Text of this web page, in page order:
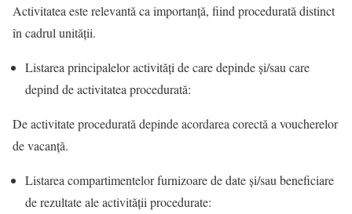
Activitatea este relevantă ca importanță, fiind procedurată distinct
în cadrul unității.
Listarea principalelor activități de care depinde și/sau care
depind de activitatea procedurată:
De activitate procedurată depinde acordarea corectă a voucherelor
de vacanță.
Listarea compartimentelor furnizoare de date și/sau beneficiare
de rezultate ale activității procedurate: